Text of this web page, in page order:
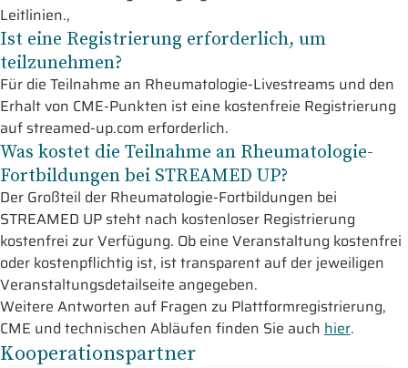
Leitlinien.,
Ist eine Registrierung erforderlich, um
teilzunehmen?
Für die Teilnahme an Rheumatologie-Livestreams und den
Erhalt von CME-Punkten ist eine kostenfreie Registrierung
auf streamed-up.com erforderlich.
Was kostet die Teilnahme an Rheumatologie-
Fortbildungen bei STREAMED UP?
Der Großteil der Rheumatologie-Fortbildungen bei
STREAMED UP steht nach kostenloser Registrierung
kostenfrei zur Verfügung. Ob eine Veranstaltung kostenfrei
oder kostenpflichtig ist, ist transparent auf der jeweiligen
Veranstaltungsdetailseite angegeben.
Weitere Antworten auf Fragen zu Plattformregistrierung,
CME und technischen Abläufen finden Sie auch hier.
Kooperationspartner